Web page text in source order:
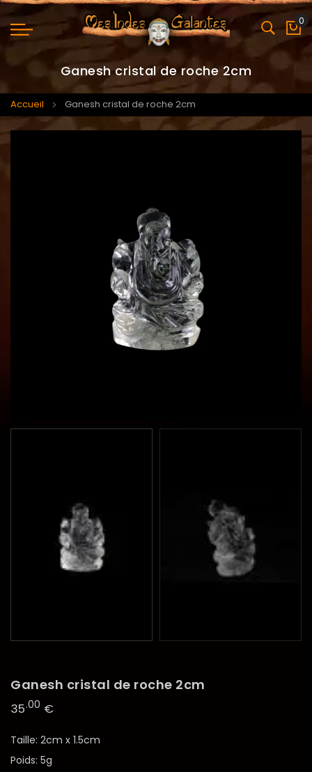
0
Ganesh cristal de roche 2cm
Accueil Ganesh cristal de roche 2cm
Ganesh cristal de roche 2cm
35.00 €
Taille: 2cm x 1.5cm
Poids: 5g